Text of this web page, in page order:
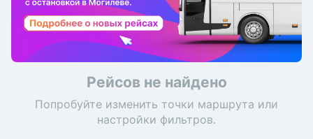
Рейсов не найдено
Попробуйте изменить точки маршрута или
настройки фильтров.